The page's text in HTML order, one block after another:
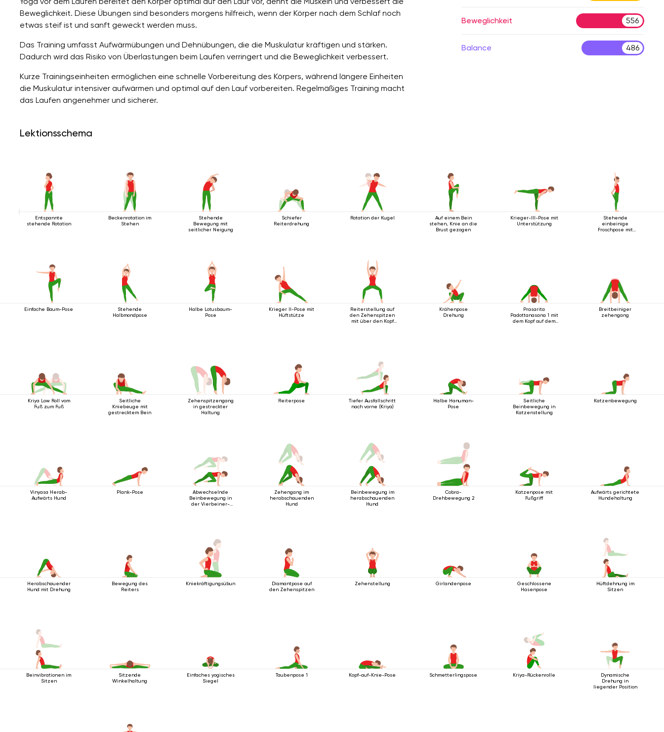
Beweglichkeit. Diese Übungen sind besonders morgens hilfreich, wenn der Körper nach dem Schlaf noch
etwas steif ist und sanft geweckt werden muss.
Das Training umfasst Aufwärmübungen und Dehnübungen, die die Muskulatur kräftigen und stärken.
Dadurch wird das Risiko von Überlastungen beim Laufen verringert und die Beweglichkeit verbessert.
Kurze Trainingseinheiten ermöglichen eine schnelle Vorbereitung des Körpers, während längere Einheiten
die Muskulatur intensiver aufwärmen und optimal auf den Lauf vorbereiten. Regelmäßiges Training macht
das Laufen angenehmer und sicherer.
Beweglichkeit 556
Balance 486
Lektionsschema
Entspannte
stehende Rotation
Beckenrotation im
Stehen
Stehende
Bewegung mit
seitlicher Neigung
Schiefer
Reiterdrehung
Rotation der Kugel
Auf einem Bein
stehen, Knie an die
Brust gezogen
Krieger-III-Pose mit
Unterstützung
Stehende
einbeinige
Froschpose mit
Einfache Baum-Pose
Stehende
Halbmondpose
Halbe Lotusbaum-
Pose
Krieger II-Pose mit
Hüftstütze
Reiterstellung auf
den Zehenspitzen
mit über den Kopf
Krähenpose
Drehung
Prasarita
Padottanasana 1 mit
dem Kopf auf dem
Breitbeiniger
zehengang
Kriya Low Roll vom
Fuß zum Fuß
Seitliche
Kniebeuge mit
gestrecktem Bein
Zehenspitzengang
in gestreckter
Haltung
Reiterpose
Tiefer Ausfallschritt
nach vorne (Kriya)
Halbe Hanuman-
Pose
Seitliche
Beinbewegung in
Katzenstellung
Katzenbewegung
Vinyasa Herab-
Aufwärts Hund
Plank-Pose
Abwechselnde
Beinbewegung in
der Vierbeiner-
Zehengang im
herabschauenden
Hund
Beinbewegung im
herabschauenden
Hund
Cobra-
Drehbewegung 2
Katzenpose mit
Fußgriff
Aufwärts gerichtete
Hundehaltung
Herabschauender
Hund mit Drehung
Bewegung des
Reiters
Kniekräftigungsübung
Diamantpose auf
den Zehenspitzen
Zehenstellung Girlandenpose
Geschlossene
Hasenpose
Hüftdehnung im
Sitzen
Beinvibrationen im
Sitzen
Sitzende
Winkelhaltung
Einfaches yogisches
Siegel
Taubenpose 1 Kopf-auf-Knie-Pose Schmetterlingspose Kriya-Rückenrolle
Dynamische
Drehung in
liegender Position